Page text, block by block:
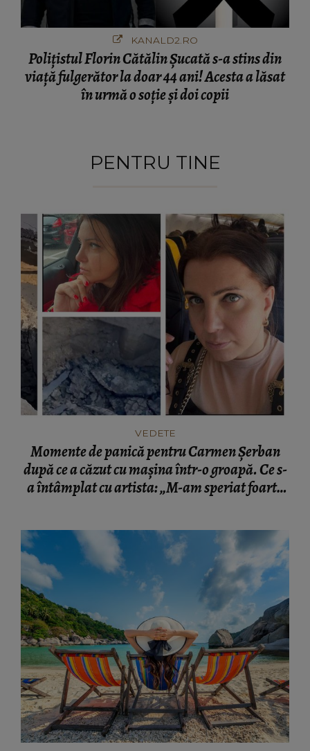
KANALD2.RO
Polițistul Florin Cătălin Șucată s-a stins din
viață fulgerător la doar 44 ani! Acesta a lăsat
în urmă o soție și doi copii
PENTRU TINE
VEDETE
Momente de panică pentru Carmen Șerban
după ce a căzut cu mașina într-o groapă. Ce s-
a întâmplat cu artista: „M-am speriat foarte